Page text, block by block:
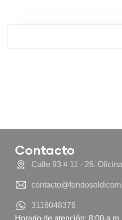
Contacto
Calle 93 # 11 - 26.
3116048376
Horario de atención: 8:00 a.m.